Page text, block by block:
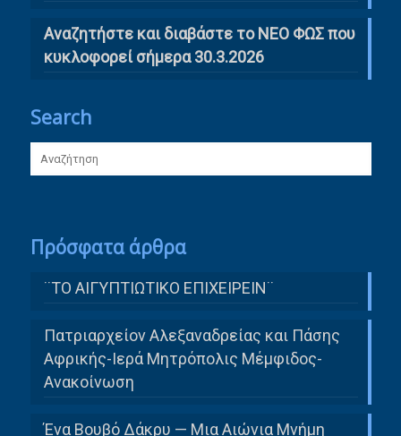
Αναζητήστε και διαβάστε το ΝΕΟ ΦΩΣ που
κυκλοφορεί σήμερα 30.3.2026
Search
Πρόσφατα άρθρα
¨ΤΟ ΑΙΓΥΠΤΙΩΤΙΚΟ ΕΠΙΧΕΙΡΕΙΝ¨
Πατριαρχείον Αλεξαναδρείας και Πάσης
Αφρικής-Ιερά Μητρόπολις Μέμφιδος-
Ανακοίνωση
Ένα Βουβό Δάκρυ — Μια Αιώνια Μνήμη